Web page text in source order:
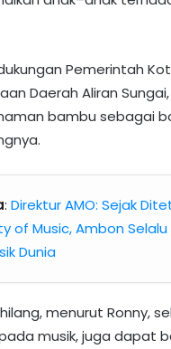
Pemerintah
Daerah Aliran
bambu sebagai
: Direktur AMO: Sejak
of Music, Ambon
Dunia
menurut Ronny,
musik, juga dapat